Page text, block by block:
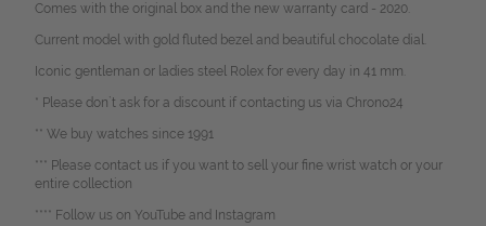
Comes with the original box and the new warranty card - 2020.
Current model with gold fluted bezel and beautiful chocolate dial.
Iconic gentleman or ladies steel Rolex for every day in 41 mm.
* Please don`t ask for a discount if contacting us via Chrono24
** We buy watches since 1991
*** Please contact us if you want to sell your fine wrist watch or your
entire collection
**** Follow us on YouTube and Instagram